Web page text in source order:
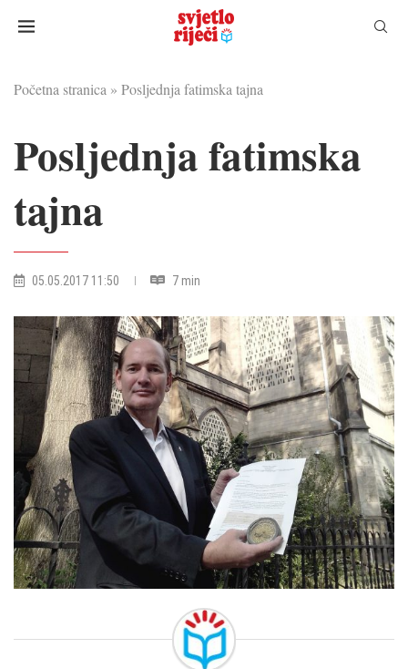
Početna stranica » Posljednja fatimska tajna
Posljednja fatimska
tajna
05.05.2017 11:50 7 min